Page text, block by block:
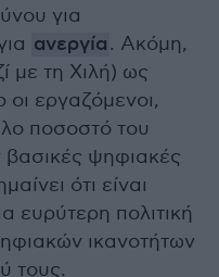
για
ανεργία. Ακόμη,
με τη Χιλή) ως
οι εργαζόμενοι,
ποσοστό του
ψηφιακές
ότι είναι
πολιτική
ικανοτήτων
τους.